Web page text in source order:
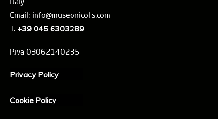
Email: info@museonicolis.com
T. +39 045 6303289
P.iva 03062140235
Privacy Policy
Cookie Policy